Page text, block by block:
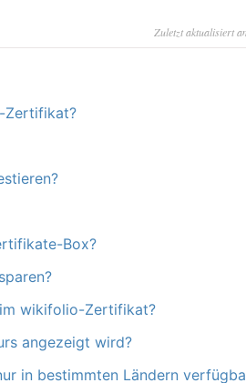
Zuletzt aktualisiert
Zertifikat?
Box?
wikifolio-Zertifikat?
angezeigt wird?
in bestimmten Ländern